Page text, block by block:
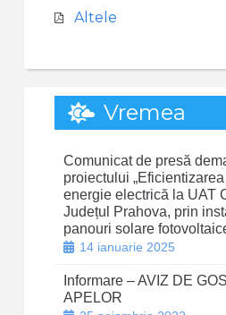
Altele
Vremea
Comunicat de presă
proiectului
energie electrică la UAT
Județul Prahova, prin
panouri solare
14 ianuarie 2025
Informare – AVIZ DE
APELOR